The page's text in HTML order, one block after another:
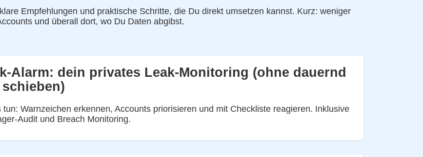
Empfehlungen und praktische Schritte, die Du direkt umsetzen kannst. Kurz: weniger
und überall dort, wo Du Daten abgibst.
Alarm: dein privates Leak-Monitoring (ohne dauernd
tun: Warnzeichen erkennen, Accounts priorisieren und mit Checkliste reagieren. Inklusive
Audit und Breach Monitoring.